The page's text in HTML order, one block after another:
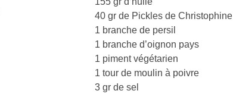
40 gr de Pickles de Christophine
1 branche de persil
1 branche d’oignon pays
1 piment végétarien
1 tour de moulin à poivre
3 gr de sel